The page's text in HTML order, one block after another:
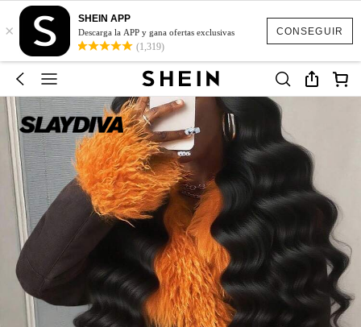
CONSEGUIR
×
SHEIN APP
Descarga la APP y gana ofertas exclusivas
(1,319)